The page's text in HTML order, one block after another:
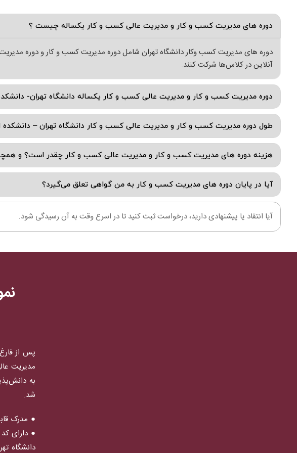
دوره های مدیریت کسب و کار و مدیریت عالی کسب و کار یکساله چیست ؟
دوره های مدیریت کسب وکار دانشگاه تهران شامل دوره مدیریت کسب و کار و دوره
آنلاین در کلاس‌ها شرکت کنند.
دوره مدیریت کسب و کار و مدیریت عالی کسب و کار یکساله دانشگاه تهران-
طول دوره مدیریت کسب و کار و مدیریت عالی کسب و کار دانشگاه تهران –
هزینه دوره های مدیریت کسب و کار و مدیریت عالی کسب و کار چقدر است؟ و
آیا در پایان دوره های مدیریت کسب و کار به من گواهی تعلق می‌گیرد؟
آیا انتقاد یا پیشنهادی دارید، درخواست ثبت کنید تا در اسرع وقت به آن رسیدگی شود.
پس از
مدیریت
به
شد.
● مدرک
● دارای کد
دانشگاه